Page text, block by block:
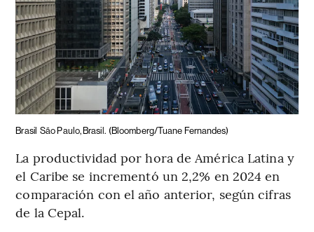
Brasil São Paulo, Brasil. (Bloomberg/Tuane Fernandes)
La productividad por hora de América Latina y
el Caribe se incrementó un 2,2% en 2024 en
comparación con el año anterior, según cifras
de la Cepal.